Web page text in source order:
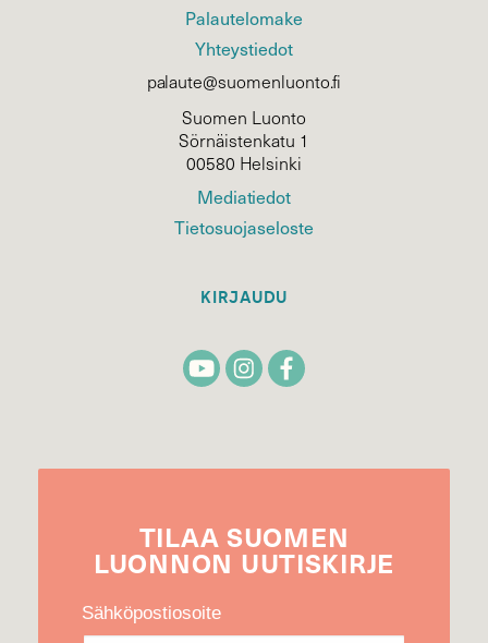
Palautelomake
Yhteystiedot
palaute@suomenluonto.fi
Suomen Luonto
Sörnäistenkatu 1
00580 Helsinki
Mediatiedot
Tietosuojaseloste
KIRJAUDU
TILAA SUOMEN
LUONNON UUTIS­KIRJE
Sähköpostiosoite